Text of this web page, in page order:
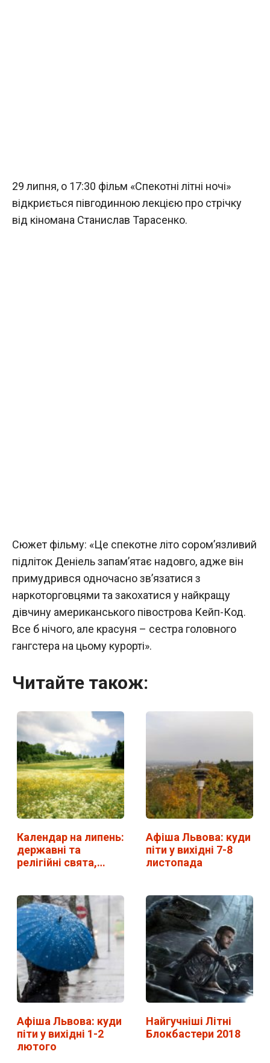
29 липня, о 17:30 фільм «Спекотні літні ночі»
відкриється півгодинною лекцією про стрічку
від кіномана Станислав Тарасенко.
Сюжет фільму: «Це спекотне літо сором’язливий
підліток Деніель запам’ятає надовго, адже він
примудрився одночасно зв’язатися з
наркоторговцями та закохатися у найкращу
дівчину американського півострова Кейп-Код.
Все б нічого, але красуня – сестра головного
гангстера на цьому курорті».
Читайте також:
Календар на липень:
державні та
релігійні свята,…
Афіша Львова: куди
піти у вихідні 7-8
листопада
Афіша Львова: куди
піти у вихідні 1-2
лютого
Найгучніші Літні
Блокбастери 2018